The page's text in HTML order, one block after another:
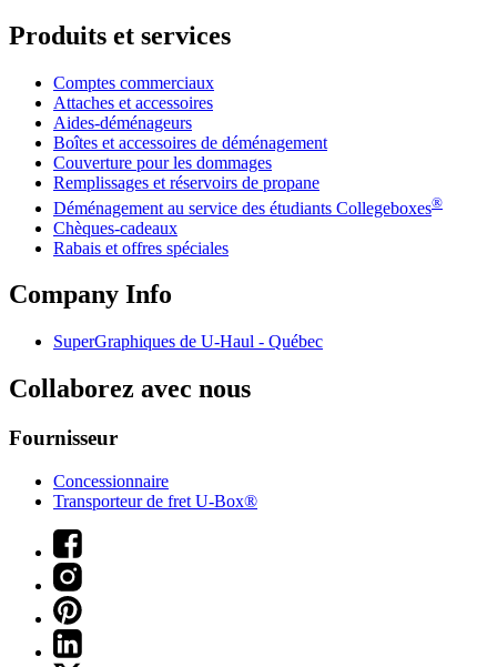
Produits et services
Comptes commerciaux
Attaches et accessoires
Aides-déménageurs
Boîtes et accessoires de déménagement
Couverture pour les dommages
Remplissages et réservoirs de propane
Déménagement au service des étudiants Collegeboxes®
Chèques-cadeaux
Rabais et offres spéciales
Company Info
SuperGraphiques de U-Haul - Québec
Collaborez avec nous
Fournisseur
Concessionnaire
Transporteur de fret U-Box®